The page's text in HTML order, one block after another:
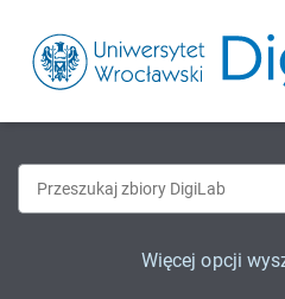
Więcej opcji